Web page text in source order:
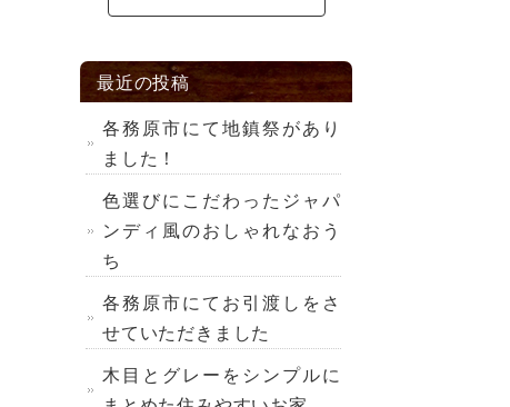
最近の投稿
各務原市にて地鎮祭があり
ました！
色選びにこだわったジャパ
ンディ風のおしゃれなおう
ち
各務原市にてお引渡しをさ
せていただきました
木目とグレーをシンプルに